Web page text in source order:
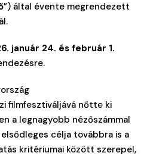
”) által évente megrendezett
január 24. és február 1.
filmfesztiváljává nőtte ki
a legnagyobb nézőszámmal
elsődleges célja továbbra is a
kritériumai között szerepel,